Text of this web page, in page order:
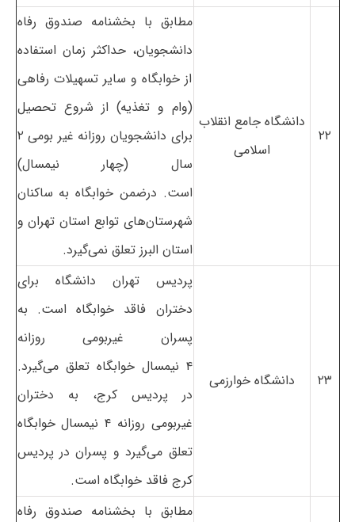
۲۲
دانشگاه جامع انقلاب
اسلامی
مطابق با بخشنامه صندوق رفاه
دانشجویان، حداکثر زمان استفاده
از خوابگاه و سایر تسهیلات رفاهی
(وام و تغذیه) از شروع تحصیل
برای دانشجویان روزانه غیر بومی ۲
سال (چهار نیمسال)
است. درضمن خوابگاه به ساکنان
شهرستان‌های توابع استان تهران و
استان البرز تعلق نمی‌گیرد.
۲۳ دانشگاه خوارزمی
پردیس تهران دانشگاه برای
دختران فاقد خوابگاه است. به
پسران غیربومی روزانه
۴ نیمسال خوابگاه تعلق می‌گیرد.
در پردیس کرج، به دختران
غیربومی روزانه ۴ نیمسال خوابگاه
تعلق می‌گیرد و پسران در پردیس
کرج فاقد خوابگاه است.
مطابق با بخشنامه صندوق رفاه